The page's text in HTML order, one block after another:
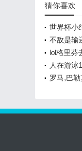
猜你喜欢
世界杯小
不敌是输
lol格里芬
人在游泳
录？）
罗马,巴